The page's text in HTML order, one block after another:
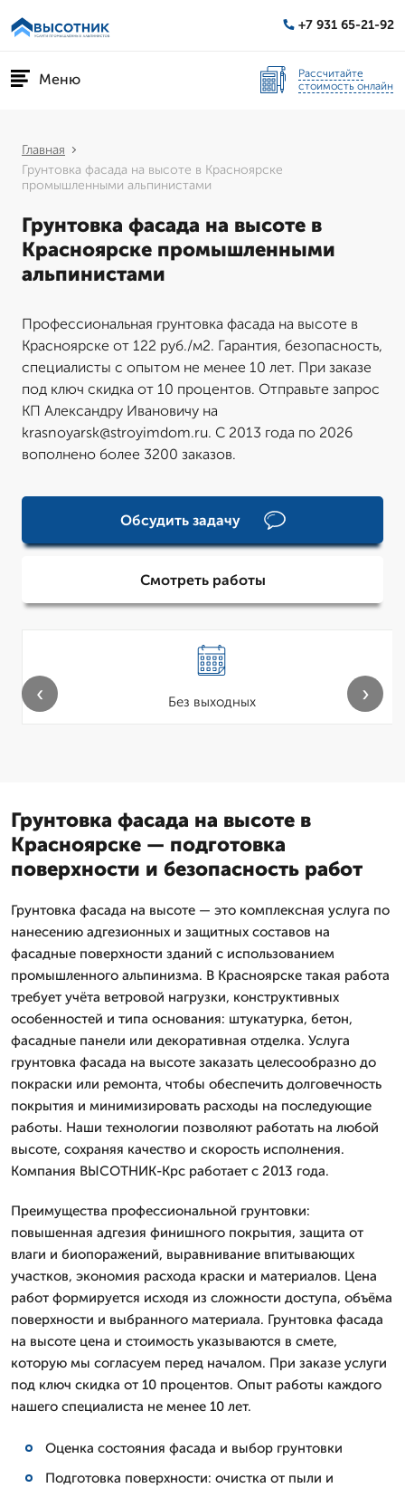
+7 931 65-21-92
Меню
Рассчитайте
стоимость онлайн
Главная
Грунтовка фасада на высоте в Красноярске
промышленными альпинистами
Грунтовка фасада на высоте в
Красноярске промышленными
альпинистами
Профессиональная грунтовка фасада на высоте в
Красноярске от 122 руб./м2. Гарантия, безопасность,
специалисты с опытом не менее 10 лет. При заказе
под ключ скидка от 10 процентов. Отправьте запрос
КП Александру Ивановичу на
krasnoyarsk@stroyimdom.ru. С 2013 года по 2026
вополнено более 3200 заказов.
Обсудить задачу
Смотреть работы
Без выходных
‹ ›
Грунтовка фасада на высоте в
Красноярске — подготовка
поверхности и безопасность работ
Грунтовка фасада на высоте — это комплексная услуга по
нанесению адгезионных и защитных составов на
фасадные поверхности зданий с использованием
промышленного альпинизма. В Красноярске такая работа
требует учёта ветровой нагрузки, конструктивных
особенностей и типа основания: штукатурка, бетон,
фасадные панели или декоративная отделка. Услуга
грунтовка фасада на высоте заказать целесообразно до
покраски или ремонта, чтобы обеспечить долговечность
покрытия и минимизировать расходы на последующие
работы. Наши технологии позволяют работать на любой
высоте, сохраняя качество и скорость исполнения.
Компания ВЫСОТНИК-Крс работает с 2013 года.
Преимущества профессиональной грунтовки:
повышенная адгезия финишного покрытия, защита от
влаги и биопоражений, выравнивание впитывающих
участков, экономия расхода краски и материалов. Цена
работ формируется исходя из сложности доступа, объёма
поверхности и выбранного материала. Грунтовка фасада
на высоте цена и стоимость указываются в смете,
которую мы согласуем перед началом. При заказе услуги
под ключ скидка от 10 процентов. Опыт работы каждого
нашего специалиста не менее 10 лет.
Оценка состояния фасада и выбор грунтовки
Подготовка поверхности: очистка от пыли и